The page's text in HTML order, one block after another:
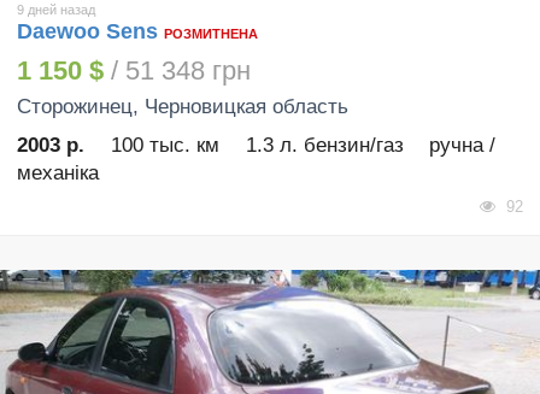
9 дней назад
Daewoo Sens РОЗМИТНЕНА
1 150 $ / 51 348 грн
Сторожинец, Черновицкая область
2003 р.
100 тыс. км 1.3 л. бензин/газ
ручна /
механіка
92